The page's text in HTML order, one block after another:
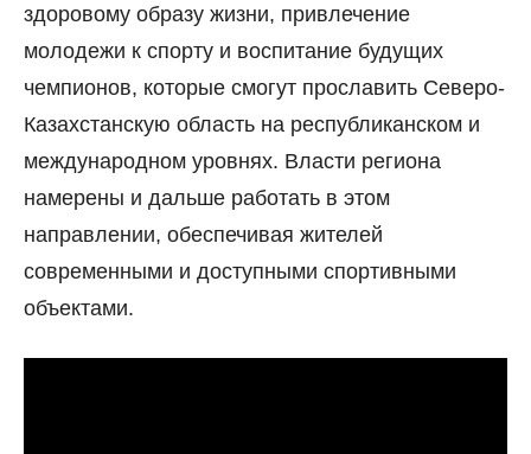
здоровому образу жизни, привлечение
молодежи к спорту и воспитание будущих
чемпионов, которые смогут прославить Северо-
Казахстанскую область на республиканском и
международном уровнях. Власти региона
намерены и дальше работать в этом
направлении, обеспечивая жителей
современными и доступными спортивными
объектами.